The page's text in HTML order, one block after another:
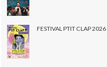
FESTIVAL PTIT CLAP 2026